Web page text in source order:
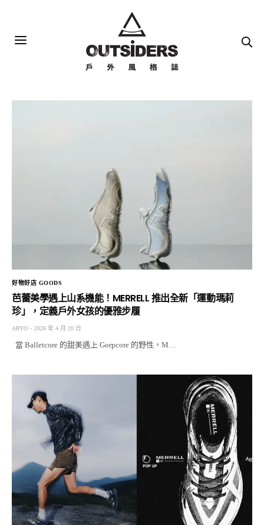
好物好店 GOODS
芭蕾美學遇上山系機能！MERRELL 推出全新「運動瑪莉
珍」，定義戶外女孩的優雅步履
ARYO 2026 年 4 月 20 日
當 Balletcore 的甜美遇上 Gorpcore 的野性，M…